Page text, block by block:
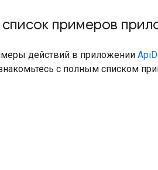
список примеров
действий в приложении
с полным списком